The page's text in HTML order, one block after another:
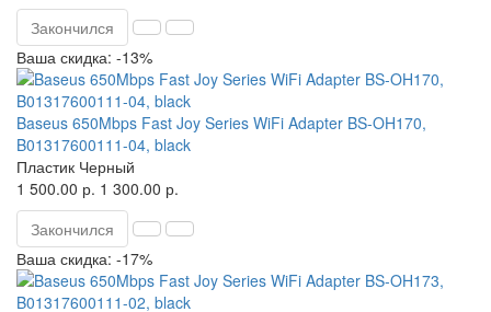
Закончился
Ваша скидка: -13%
Baseus 650Mbps Fast Joy Series WiFi Adapter BS-OH170,
B01317600111-04, black
Пластик Черный
1 500.00 р. 1 300.00 р.
Закончился
Ваша скидка: -17%